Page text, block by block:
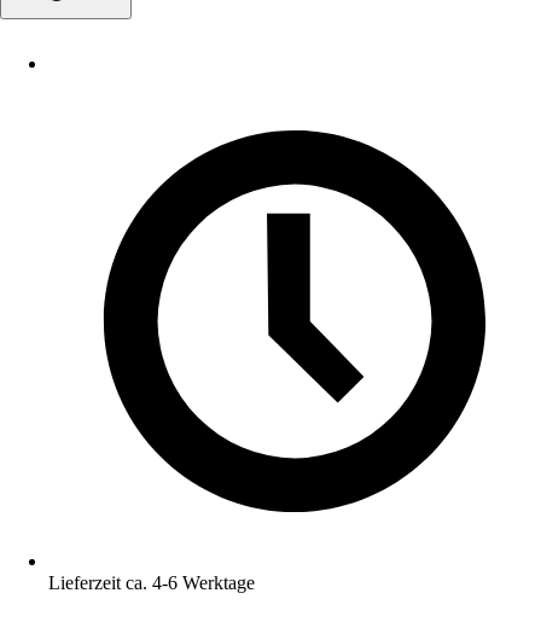
Lieferzeit ca. 4-6 Werktage